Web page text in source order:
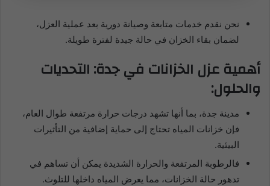
نحن نقدم خدمات متابعة وصيانة دورية بعد عملية العزل،
لضمان بقاء الخزان في حالة جيدة لفترة طويلة.
أهمية عزل الخزانات في جدة: التحديات
والحلول:
مدينة جدة، بما أنها تشهد درجات حرارة مرتفعة طوال العام،
فإن خزانات المياه تحتاج إلى حماية إضافية من التأثيرات
البيئية.
فالرطوبة المرتفعة والحرارة الشديدة يمكن أن تساهم في
تدهور حالة الخزانات، مما يعرض المياه داخلها للتلوث.